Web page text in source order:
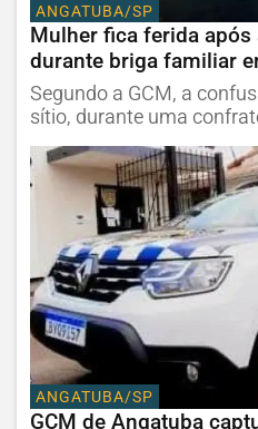
ANGATUBA/SP
Mulher fica ferida
durante briga familiar
Segundo a GCM, a
sítio, durante uma
ANGATUBA/SP
GCM de Angatuba